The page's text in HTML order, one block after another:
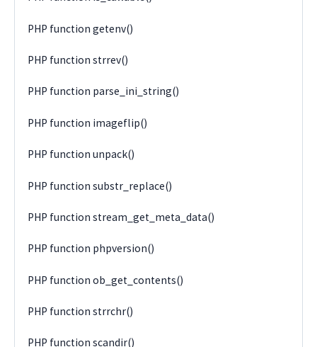
PHP function getenv()
PHP function strrev()
PHP function parse_ini_string()
PHP function imageflip()
PHP function unpack()
PHP function substr_replace()
PHP function stream_get_meta_data()
PHP function phpversion()
PHP function ob_get_contents()
PHP function strrchr()
PHP function scandir()